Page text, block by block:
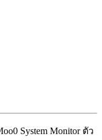
System Monitor ตัว